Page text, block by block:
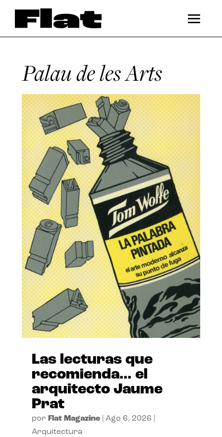
Palau de les Arts
Las lecturas que
recomienda… el
arquitecto Jaume
Prat
por Flat Magazine| Ago 6, 2026
Arquitectura